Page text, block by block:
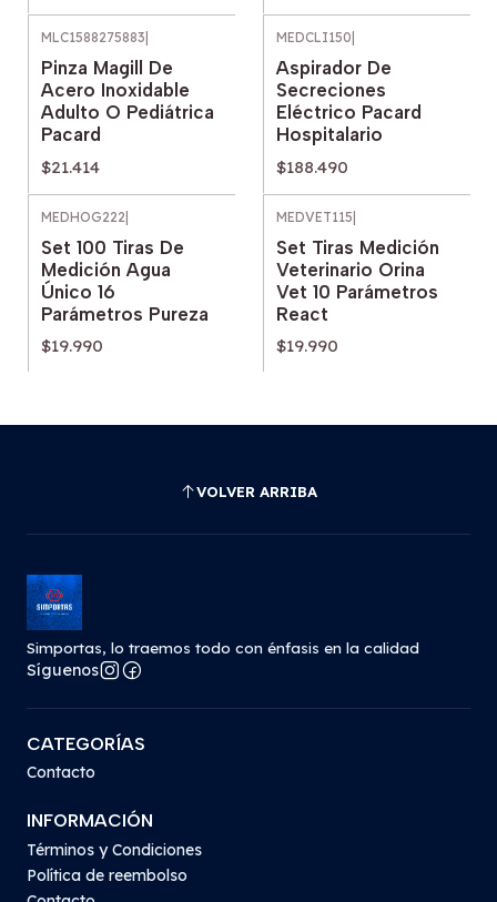
MLC1588275883
Pinza Magill De
Acero Inoxidable
Adulto O Pediátrica
Pacard
$21.414
MEDCLI150
Aspirador De
Secreciones
Eléctrico Pacard
Hospitalario
$188.490
MEDHOG222|
Set 100 Tiras De
Medición Agua
Único 16
Parámetros Pureza
$19.990
MEDVET115|
Set Tiras Medición
Veterinario Orina
Vet 10 Parámetros
React
$19.990
VOLVER ARRIBA
Simportas, lo traemos todo con énfasis en la calidad
Síguenos
CATEGORÍAS
Contacto
INFORMACIÓN
Términos y Condiciones
Política de reembolso